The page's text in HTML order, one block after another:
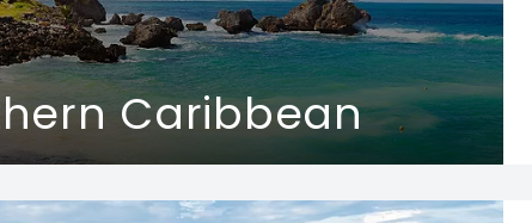
Caribbean